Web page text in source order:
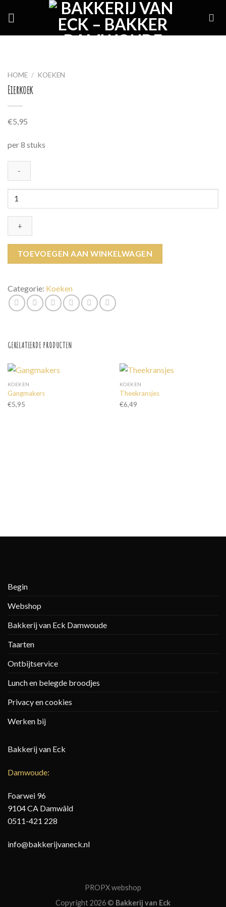
HOME / KOEKEN
Eierkoek
€5,95
per 8 stuks
Eierkoek
TOEVOEGEN AAN WINKELWAGEN
Categorie: Koeken
GERELATEERDE PRODUCTEN
KOEKEN
Gangmakers
€5,95
KOEKEN
Theekransjes
€6,49
Begin
Webshop
Bakkerij van Eck Damwoude
Taarten
Ontbijtservice
Lunch en belegde broodjes
Privacy en cookies
Werken bij
Bakkerij van Eck
Damwoude:
Foarwei 96
9104 CA Damwâld
0511-421 228
info@bakkerijvaneck.nl
PROPX webshop
Copyright 2026 © Bakkerij van Eck